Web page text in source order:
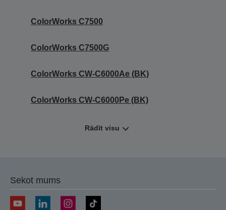
ColorWorks C7500
ColorWorks C7500G
ColorWorks CW-C6000Ae (BK)
ColorWorks CW-C6000Pe (BK)
Rādīt visu
Sekot mums